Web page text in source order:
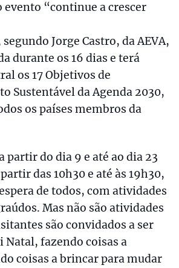
evento “continue a crescer
Jorge Castro, da AEVA,
durante os 16 dias e terá
os 17 Objetivos de
Sustentável da Agenda 2030,
os países membros da
partir do dia 9 e até ao dia 23
das 10h30 e até às 19h30,
de todos, com atividades
Mas não são atividades
são convidados a ser
Natal, fazendo coisas a
coisas a brincar para mudar